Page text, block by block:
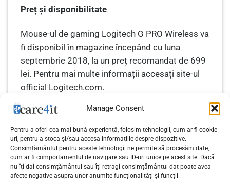
Manage Consent
Pentru a oferi cea mai bună experiență, folosim tehnologii, cum ar fi cookie-
uri, pentru a stoca și/sau accesa informațiile despre dispozitive.
Consimțământul pentru aceste tehnologii ne permite să procesăm date,
cum ar fi comportamentul de navigare sau ID-uri unice pe acest site. Dacă
nu îți dai consimțământul sau îți retragi consimțământul dat poate avea
afecte negative asupra unor anumite funcționalități și funcții.
Preț și disponibilitate
Mouse-ul de gaming Logitech G PRO Wireless va
fi disponibil în magazine începând cu luna
septembrie 2018, la un preț recomandat de 699
lei. Pentru mai multe informații accesați site-ul
official Logitech.com.
Garduri și porți de acces
din aluminiu
OnePlus 6 – Review al celui
mai ieftin flagship